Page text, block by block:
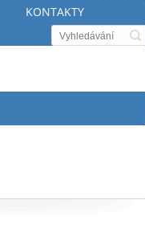
KONTAKTY